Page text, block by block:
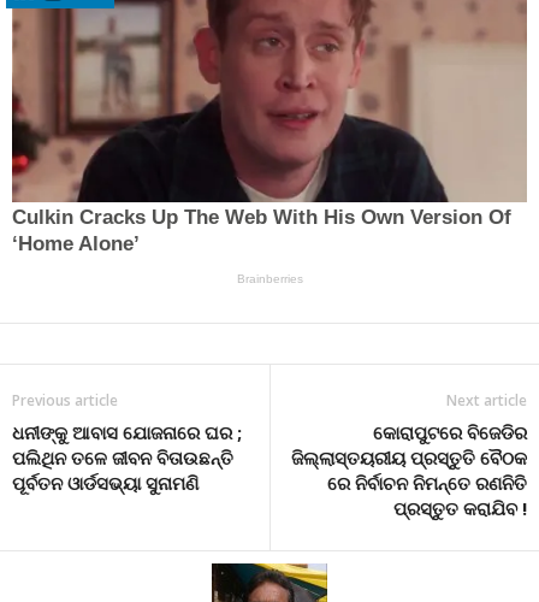
Previous article
ଧନୀଙ୍କୁ ଆବାସ ଯୋଜନାରେ ଘର ;
ପଲିଥିନ ତଳେ ଜୀବନ ବିତାଉଛନ୍ତି
ପୂର୍ବତନ ଓାର୍ଡସଭ୍ୟା ସୁନାମଣି
Next article
କୋରାପୁଟରେ ବିଜେଡିର
ଜିଲ୍ଲାସ୍ତୟରୀୟ ପ୍ରସ୍ତୁତି ବୈଠକ
ରେ ନିର୍ବାଚନ ନିମନ୍ତେ ରଣନିତି
ପ୍ରସ୍ତୁତ କରାଯିବ !